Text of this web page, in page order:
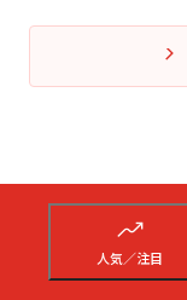
人気／注目